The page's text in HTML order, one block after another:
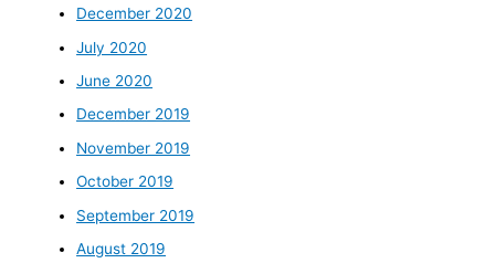
December 2020
July 2020
June 2020
December 2019
November 2019
October 2019
September 2019
August 2019